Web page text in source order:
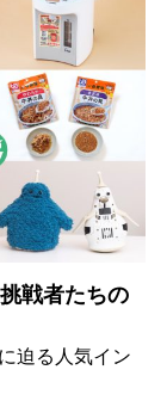
戦者たちの
迫る人気イン